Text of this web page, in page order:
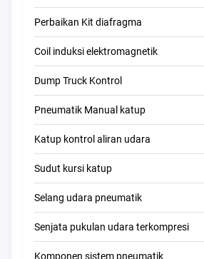
Perbaikan Kit diafragma
Coil induksi elektromagnetik
Dump Truck Kontrol
Pneumatik Manual katup
Katup kontrol aliran udara
Sudut kursi katup
Selang udara pneumatik
Senjata pukulan udara terkompresi
Komponen sistem pneumatik